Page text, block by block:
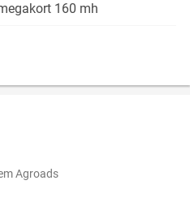
160 mh
Agroads